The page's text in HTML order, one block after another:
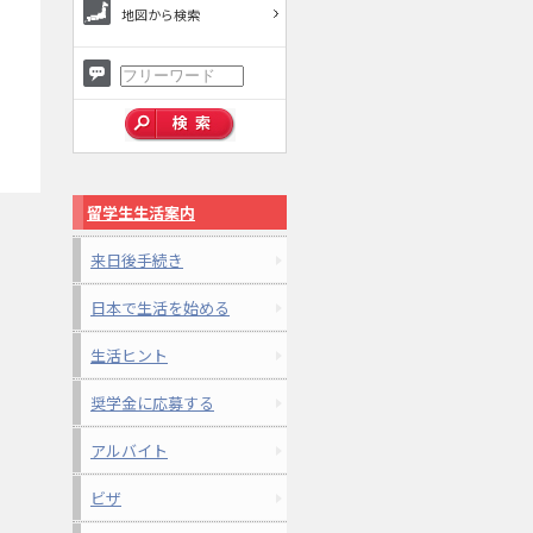
地図から検索
留学生生活案内
来日後手続き
日本で生活を始める
生活ヒント
奨学金に応募する
アルバイト
ビザ